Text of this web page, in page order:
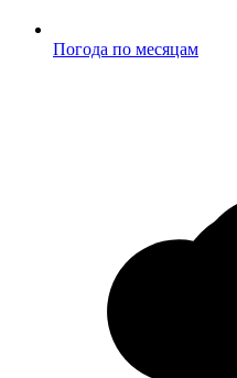
Погода по месяцам